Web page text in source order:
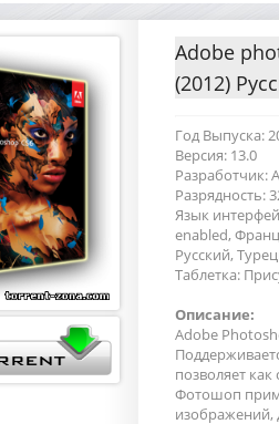
Adobe
(2012)
Год Выпуска:
Версия: 13.0
Разработчик:
Разрядность:
Язык
enabled,
Русский,
Таблетка:
Описание:
Adobe
позволяет
Фотошоп
изображений,